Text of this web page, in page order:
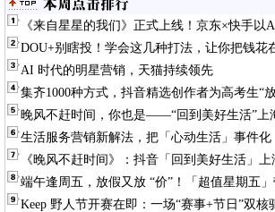
《来自星星的我们》正式上线！京东×快手以
DOU+别瞎投！学会这几种打法，让你把钱花
AI 时代的明星营销，天猫持续领先
集齐1000种方式，抖音精选创作者为高考生“
晚风不赶时间，你也是——“回到美好生活”上
生活服务营销新解法，把「心动生活」事件化
《晚风不赶时间》：抖音「回到美好生活」上
端午逢周五，放假又放 “价”！「超值星期五
Keep 野人节开赛在即：一场“赛事+节日”双核